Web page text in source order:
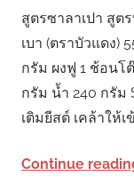
สูตรซาลาเปา สูต
เบา (ตราบัวแดง)
กรัม ผงฟู 1 ช้อนโ
กรัม น้ำ 240 กรัม
เติมยีสต์ เคล้าให้
Continue